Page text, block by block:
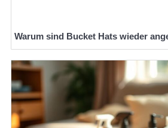
Warum sind Bucket Hats wieder